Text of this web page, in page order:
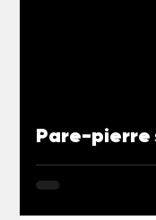
Pare-pierre